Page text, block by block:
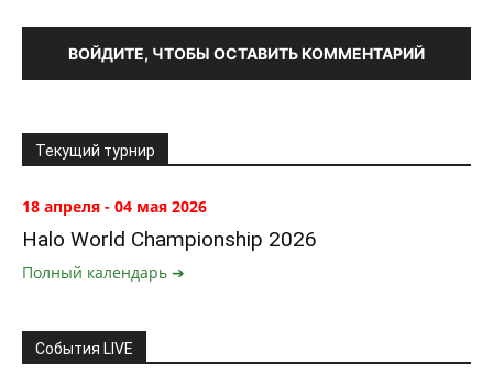
ВОЙДИТЕ, ЧТОБЫ ОСТАВИТЬ КОММЕНТАРИЙ
Текущий турнир
18 апреля - 04 мая 2026
Halo World Championship 2026
Полный календарь ➔
События LIVE